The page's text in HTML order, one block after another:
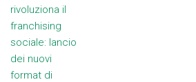
rivoluziona il
franchising
sociale: lancio
dei nuovi
format di